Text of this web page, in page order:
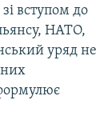
вступом до
НАТО,
уряд не